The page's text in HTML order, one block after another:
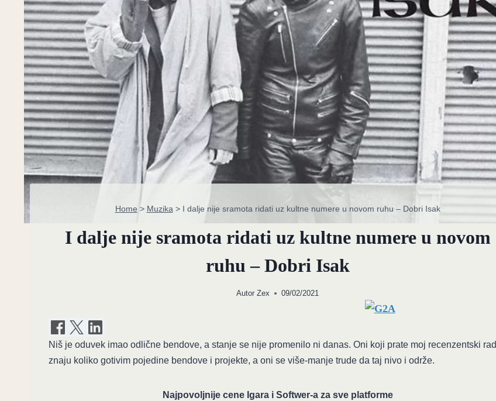
Home > Muzika > I dalje nije sramota ridati uz kultne numere u novom ruhu – Dobri Isak
I dalje nije sramota ridati uz kultne numere u novom
ruhu – Dobri Isak
Autor Zex 09/02/2021
Niš je oduvek imao odlične bendove, a stanje se nije promenilo ni danas. Oni koji prate moj recenzentski rad
znaju koliko gotivim pojedine bendove i projekte, a oni se više-manje trude da taj nivo i održe.
Najpovoljnije cene Igara i Softwer-a za sve platforme